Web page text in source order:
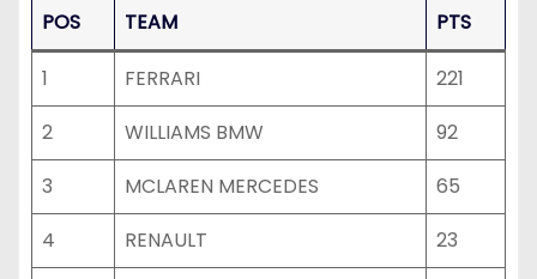
POS TEAM PTS
1 FERRARI
221
2
WILLIAMS BMW
92
3
MCLAREN MERCEDES
65
4
RENAULT
23